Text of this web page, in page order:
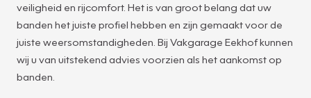
veiligheid en rijcomfort. Het is van groot belang dat uw
banden het juiste profiel hebben en zijn gemaakt voor de
juiste weersomstandigheden. Bij Vakgarage Eekhof kunnen
wij u van uitstekend advies voorzien als het aankomst op
banden.